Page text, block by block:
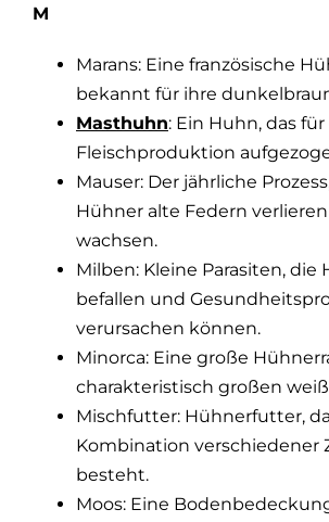
M
Marans: Eine französische
bekannt für ihre
Masthuhn: Ein Huhn, das für
Fleischproduktion
Mauser: Der jährliche
Hühner alte Federn
wachsen.
Milben: Kleine Parasiten, die
befallen und
verursachen können.
Minorca: Eine große
charakteristisch großen
Mischfutter: Hühnerfutter,
Kombination verschiedener
besteht.
Moos: Eine